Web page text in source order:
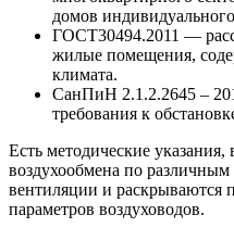
домов
ГОСТ30494.2011 —
жилые помещения,
климата.
СанПиН 2.1.2.2645 –
требования к
Есть методические
воздухообмена по
вентиляции и раскрываются
параметров воздуховодов.